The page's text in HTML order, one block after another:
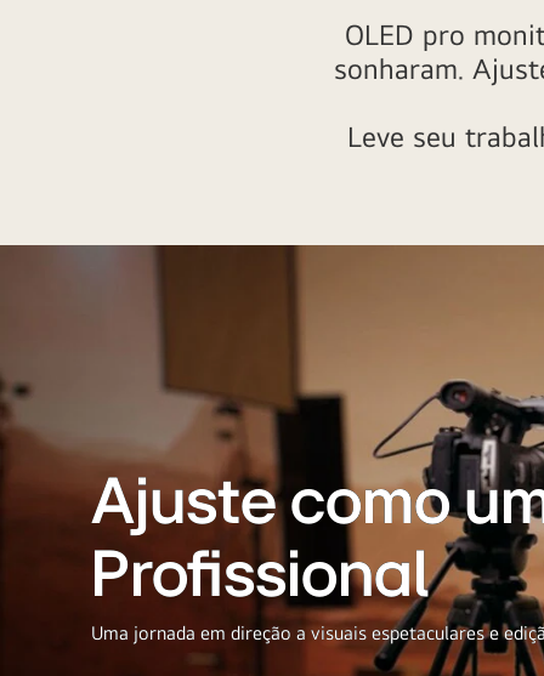
OLED pro
sonharam.
Leve seu
Ajuste como
Profissional
Uma jornada em direção a visuais espetaculares e